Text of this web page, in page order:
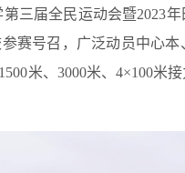
三届全民运动会暨2023
赛号召，广泛动员中心
米、3000米、4×100米